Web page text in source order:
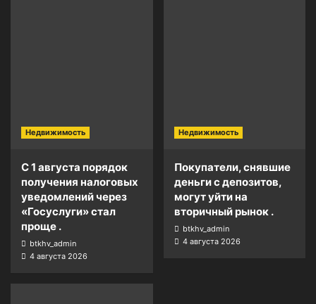
Недвижимость
С 1 августа порядок
получения налоговых
уведомлений через
«Госуслуги» стал
проще .
btkhv_admin
4 августа 2026
Недвижимость
Покупатели, снявшие
деньги с депозитов,
могут уйти на
вторичный рынок .
btkhv_admin
4 августа 2026